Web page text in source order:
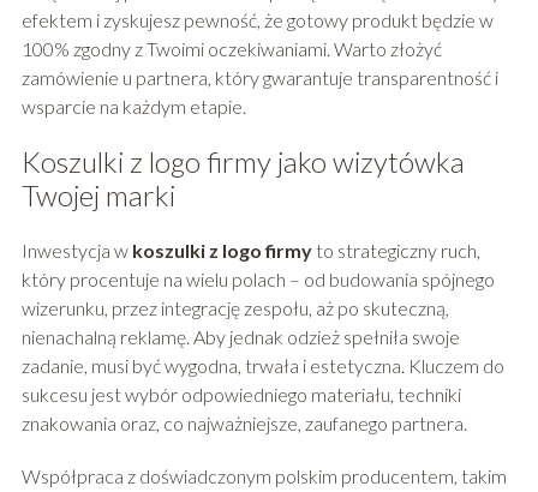
efektem i zyskujesz pewność, że gotowy produkt będzie w
100% zgodny z Twoimi oczekiwaniami. Warto złożyć
zamówienie u partnera, który gwarantuje transparentność i
wsparcie na każdym etapie.
Koszulki z logo firmy jako wizytówka
Twojej marki
Inwestycja w koszulki z logo firmyto strategiczny ruch,
który procentuje na wielu polach – od budowania spójnego
wizerunku, przez integrację zespołu, aż po skuteczną,
nienachalną reklamę. Aby jednak odzież spełniła swoje
zadanie, musi być wygodna, trwała i estetyczna. Kluczem do
sukcesu jest wybór odpowiedniego materiału, techniki
znakowania oraz, co najważniejsze, zaufanego partnera.
Współpraca z doświadczonym polskim producentem, takim